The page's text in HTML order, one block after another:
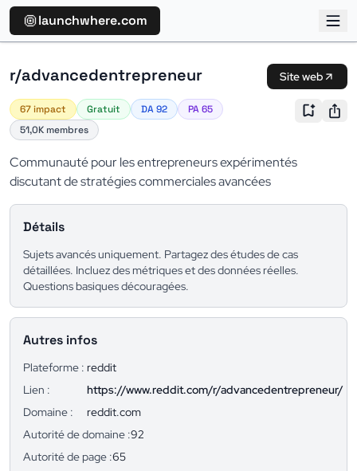
launchwhere.com
r/advancedentrepreneur Site web
67 impact Gratuit DA 92
PA 65
51,0K membres
Communauté pour les entrepreneurs expérimentés
discutant de stratégies commerciales avancées
Détails
Sujets avancés uniquement. Partagez des études de cas
détaillées. Incluez des métriques et des données réelles.
Questions basiques découragées.
Autres infos
Plateforme : reddit
Lien :
https://www.reddit.com/r/advancedentrepreneur/
Domaine :
reddit.com
Autorité de domaine :92
Autorité de page :65